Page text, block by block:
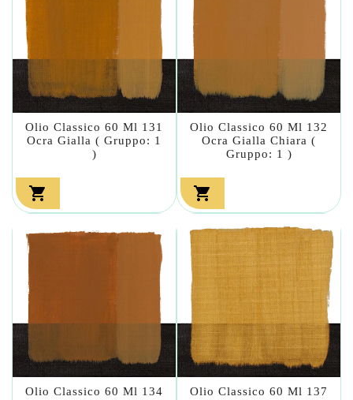
Olio Classico 60 Ml 131
Ocra Gialla ( Gruppo: 1
)

Olio Classico 60 Ml 132
Ocra Gialla Chiara (
Gruppo: 1 )

Olio Classico 60 Ml 134
Olio Classico 60 Ml 137